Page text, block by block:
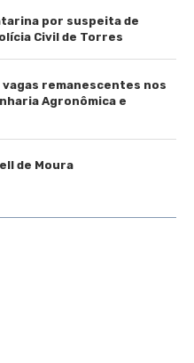
por suspeita de
Civil de Torres
vagas remanescentes nos
Agronômica e
de Moura